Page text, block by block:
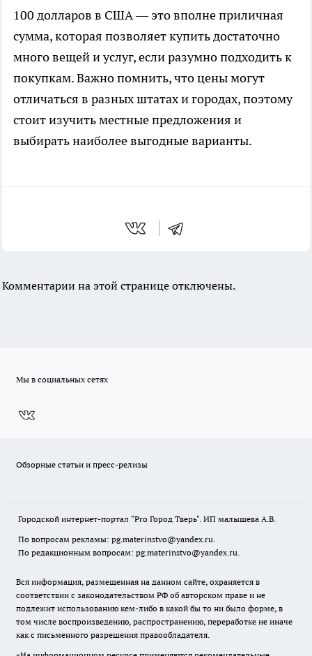
100 долларов в США — это вполне приличная
сумма, которая позволяет купить достаточно
много вещей и услуг, если разумно подходить к
покупкам. Важно помнить, что цены могут
отличаться в разных штатах и городах, поэтому
стоит изучить местные предложения и
выбирать наиболее выгодные варианты.
Комментарии на этой странице отключены.
Мы в социальных сетях
Обзорные статьи и пресс-релизы
Городской интернет-портал "Pro Город Тверь". ИП малышева А.В.
По вопросам рекламы: pg.materinstvo@yandex.ru.
По редакционным вопросам: pg.materinstvo@yandex.ru.
Вся информация, размещенная на данном сайте, охраняется в
соответствии с законодательством РФ об авторском праве и не
подлежит использованию кем-либо в какой бы то ни было форме, в
том числе воспроизведению, распространению, переработке не иначе
как с письменного разрешения правообладателя.